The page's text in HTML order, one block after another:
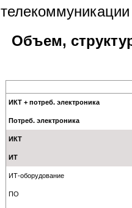
Объем,
ИКТ + потреб. электроника
Потреб. электроника
ИКТ
ИТ
ИТ-оборудование
ПО